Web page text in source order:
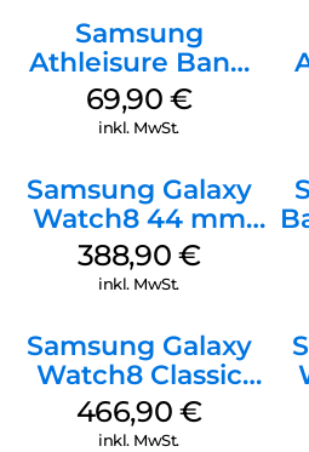
Samsung
Athleisure Band
(S/M) Galaxy
Watch8/Watch8
69,90 €
inkl. MwSt.
Samsung Galaxy
Watch8 44 mm
Graphite
388,90 €
inkl. MwSt.
Samsung Galaxy
Watch8 Classic
White
466,90 €
inkl. MwSt.